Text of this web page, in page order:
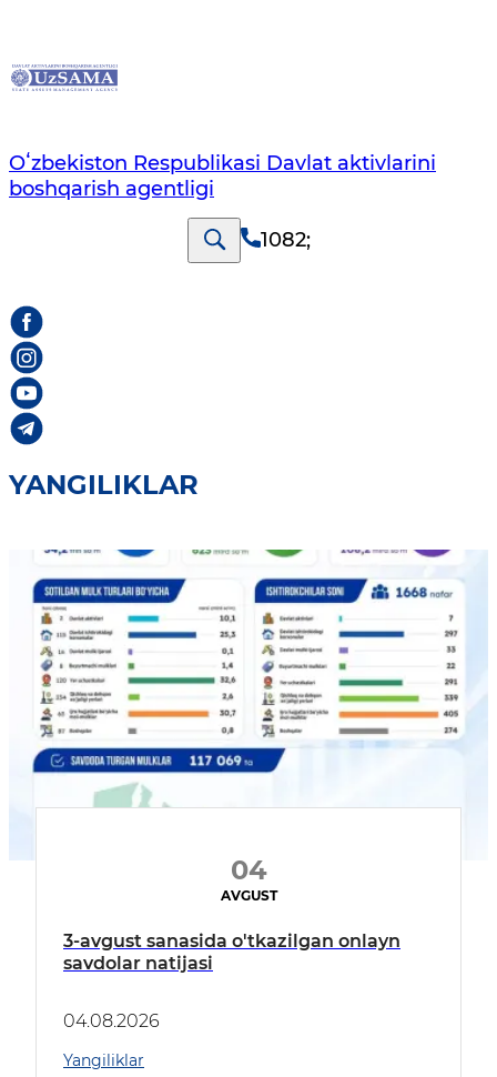
Oʻzbekiston Respublikasi Davlat aktivlarini
boshqarish agentligi
1082;
YANGILIKLAR
04
AVGUST
3-avgust sanasida o'tkazilgan onlayn
savdolar natijasi
04.08.2026
Yangiliklar